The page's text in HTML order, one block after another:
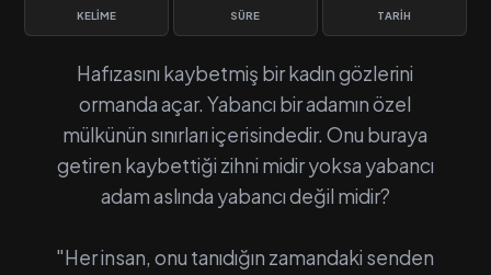
KELIME SÜRE TARIH
Hafızasını kaybetmiş bir kadın gözlerini
ormanda açar. Yabancı bir adamın özel
mülkünün sınırları içerisindedir. Onu buraya
getiren kaybettiği zihni midir yoksa yabancı
adam aslında yabancı değil midir?
"Her insan, onu tanıdığın zamandaki senden